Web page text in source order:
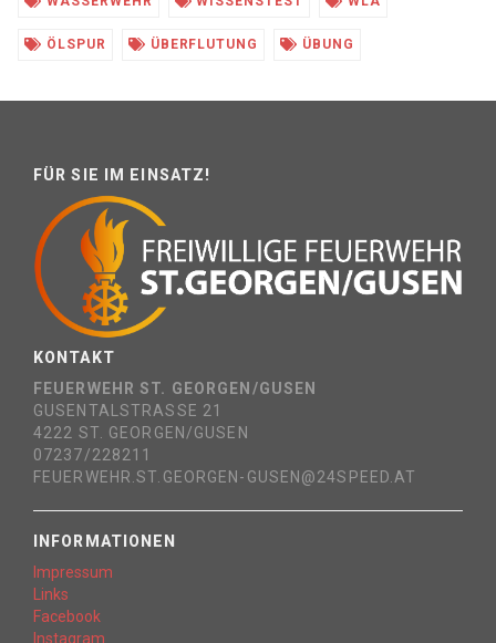
ÖLSPUR ÜBERFLUTUNG ÜBUNG
FÜR SIE IM EINSATZ!
KONTAKT
FEUERWEHR ST. GEORGEN/GUSEN
GUSENTALSTRASSE 21
4222 ST. GEORGEN/GUSEN
07237/228211
FEUERWEHR.ST.GEORGEN-GUSEN@24SPEED.AT
INFORMATIONEN
Impressum
Links
Facebook
Instagram